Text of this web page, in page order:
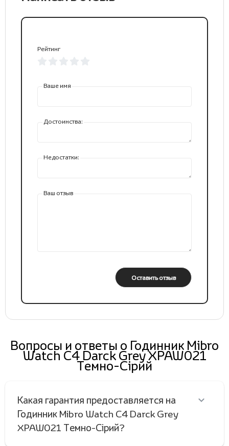
Рейтинг
Ваше имя
Достоинства:
Недостатки:
Ваш отзыв
Оставить отзыв
Вопросы и ответы о Годинник Mibro
Watch C4 Darck Grey XPAW021
Темно-Сірий
Какая гарантия предоставляется на
Годинник Mibro Watch C4 Darck Grey
XPAW021 Темно-Сірий?